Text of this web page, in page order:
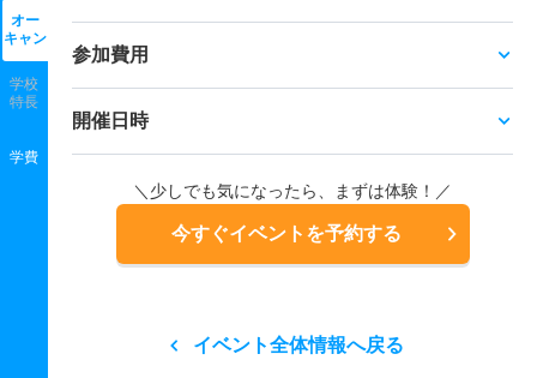
オー
キャン
学校
特長
学費
参加費用
開催日時
＼少しでも気になったら、まずは体験！／
今すぐイベントを予約する
イベント全体情報へ戻る